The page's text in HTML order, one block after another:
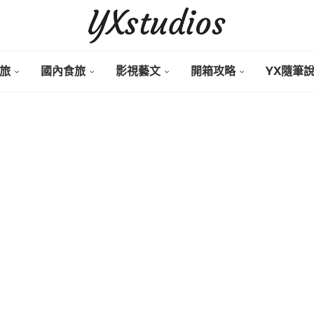
國內食旅 影視藝文 開箱攻略 YX隨筆說